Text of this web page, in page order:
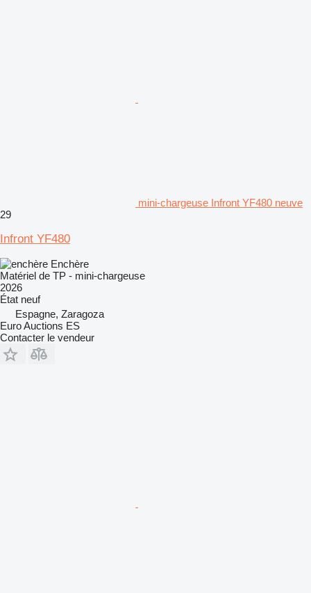
mini-chargeuse Infront YF480 neuve
29
Infront YF480
Enchère
Matériel de TP - mini-chargeuse
2026
État neuf
Espagne, Zaragoza
Euro Auctions ES
Contacter le vendeur